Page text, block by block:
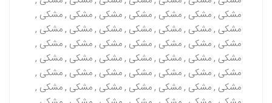
مشکی , مشکی , مشکی , مشکی , مشکی , مشکی , مشکی ,
مشکی , مشکی , مشکی , مشکی , مشکی , مشکی , مشکی ,
مشکی , مشکی , مشکی , مشکی , مشکی , مشکی , مشکی ,
مشکی , مشکی , مشکی , مشکی , مشکی , مشکی , مشکی ,
مشکی , مشکی , مشکی , مشکی , مشکی , مشکی , مشکی ,
مشکی , مشکی , مشکی , مشکی , مشکی , مشکی , مشکی ,